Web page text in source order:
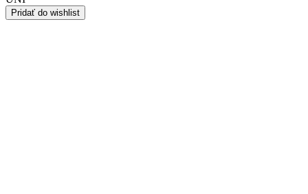
Pridať do wishlist